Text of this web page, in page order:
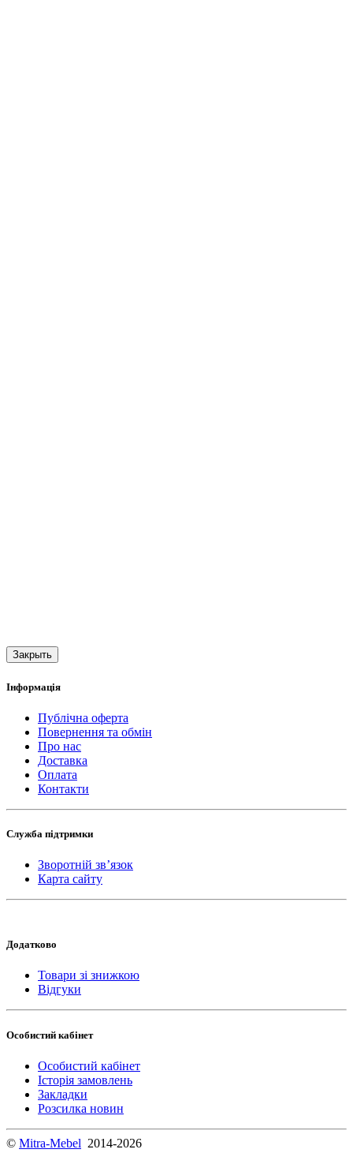
Закрыть
Інформація
Публічна оферта
Повернення та обмін
Про нас
Доставка
Оплата
Контакти
Служба підтримки
Зворотній зв’язок
Карта сайту
Додатково
Товари зі знижкою
Відгуки
Особистий кабінет
Особистий кабінет
Історія замовлень
Закладки
Розсилка новин
© Mitra-Mebel 2014-2026